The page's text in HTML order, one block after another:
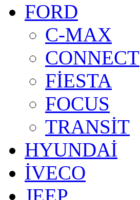
FORD
C-MAX
CONNECT
FİESTA
FOCUS
TRANSİT
HYUNDAİ
İVECO